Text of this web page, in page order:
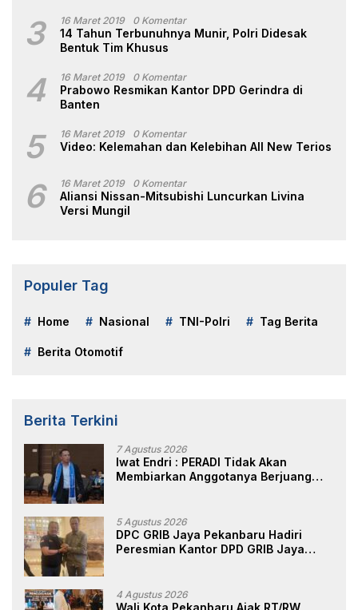
3 16 Maret 2019 0 Komentar
14 Tahun Terbunuhnya Munir, Polri Didesak
Bentuk Tim Khusus
4 16 Maret 2019 0 Komentar
Prabowo Resmikan Kantor DPD Gerindra di
Banten
5 16 Maret 2019 0 Komentar
Video: Kelemahan dan Kelebihan All New Terios
6 16 Maret 2019 0 Komentar
Aliansi Nissan-Mitsubishi Luncurkan Livina
Versi Mungil
Populer Tag
Home Nasional TNI-Polri Tag Berita
Berita Otomotif
Berita Terkini
7 Agustus 2026
Iwat Endri : PERADI Tidak Akan
Membiarkan Anggotanya Berjuang
5 Agustus 2026
DPC GRIB Jaya Pekanbaru Hadiri
Peresmian Kantor DPD GRIB Jaya
4 Agustus 2026
Wali Kota Pekanbaru Ajak RT/RW